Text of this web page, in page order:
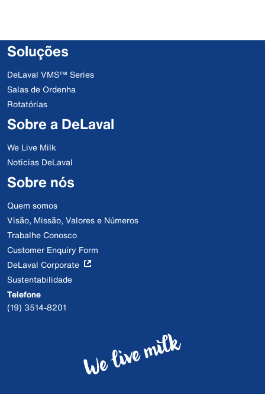
Soluções
DeLaval VMS™ Series
Salas de Ordenha
Rotatórias
Sobre a DeLaval
We Live Milk
Notícias DeLaval
Sobre nós
Quem somos
Visão, Missão, Valores e Números
Trabalhe Conosco
Customer Enquiry Form
DeLaval Corporate
Sustentabilidade
Telefone
(19) 3514-8201